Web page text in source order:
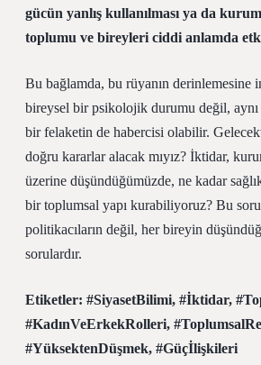
gücün yanlış kullanılması ya da
toplumu ve bireyleri ciddi anlamda
Bu bağlamda, bu rüyanın derinlemesine
bireysel bir psikolojik durumu değil, aynı
bir felaketin de habercisi olabilir.
doğru kararlar alacak mıyız? İktidar,
üzerine düşündüğümüzde, ne kadar
bir toplumsal yapı kurabiliyoruz? Bu
politikacıların değil, her bireyin
sorulardır.
Etiketler: #SiyasetBilimi, #İktidar,
#KadınVeErkekRolleri,
#YüksektenDüşmek, #Güçİlişkileri